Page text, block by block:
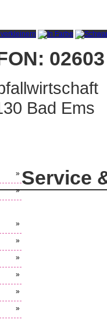
Bad Ems
»
»
»
»
»
»
»
»
Service